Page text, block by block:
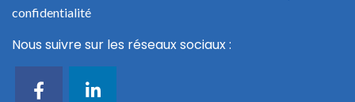
confidentialité
Nous suivre sur les réseaux sociaux :